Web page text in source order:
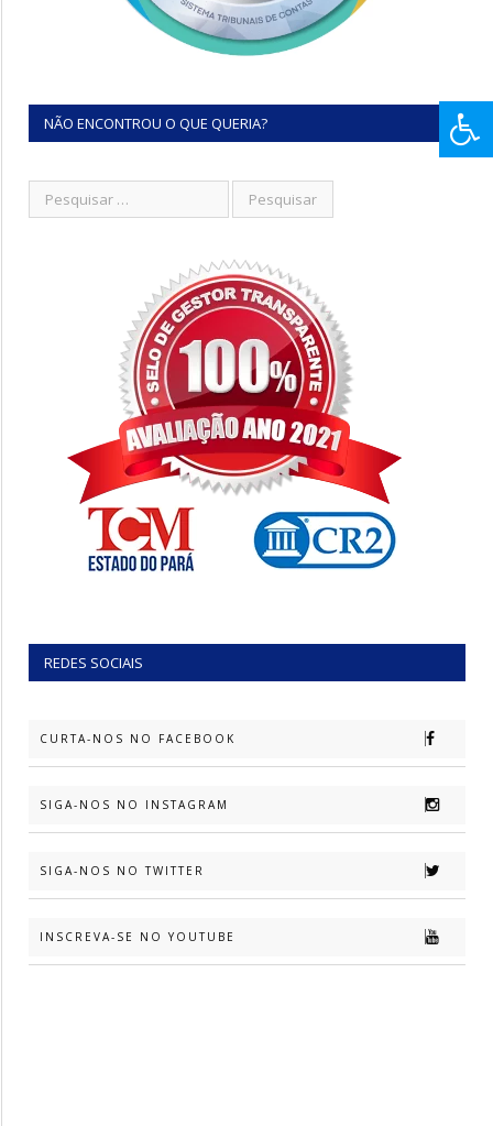
NÃO ENCONTROU O QUE QUERIA?
REDES SOCIAIS
CURTA-NOS NO FACEBOOK
SIGA-NOS NO INSTAGRAM
SIGA-NOS NO TWITTER
INSCREVA-SE NO YOUTUBE